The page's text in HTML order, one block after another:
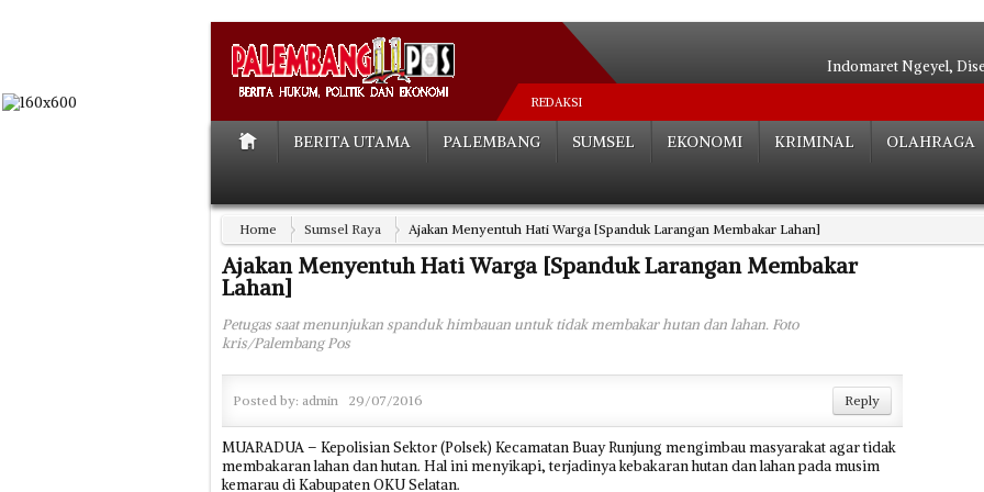
Indomaret Ngeyel,
Hutan
Angkot
Tak ada
Palembang
REDAKSI
BERITA UTAMA PALEMBANG SUMSEL EKONOMI KRIMINAL OLAHRAGA
Home Sumsel Raya Ajakan Menyentuh Hati Warga [Spanduk Larangan Membakar Lahan]
Ajakan Menyentuh Hati Warga [Spanduk Larangan Membakar
Lahan]
Petugas saat menunjukan spanduk himbauan untuk tidak membakar hutan dan lahan. Foto
kris/Palembang Pos
Posted by: admin 29/07/2016 Reply
MUARADUA – Kepolisian Sektor (Polsek) Kecamatan Buay Runjung mengimbau masyarakat agar tidak
membakaran lahan dan hutan. Hal ini menyikapi, terjadinya kebakaran hutan dan lahan pada musim
kemarau di Kabupaten OKU Selatan.